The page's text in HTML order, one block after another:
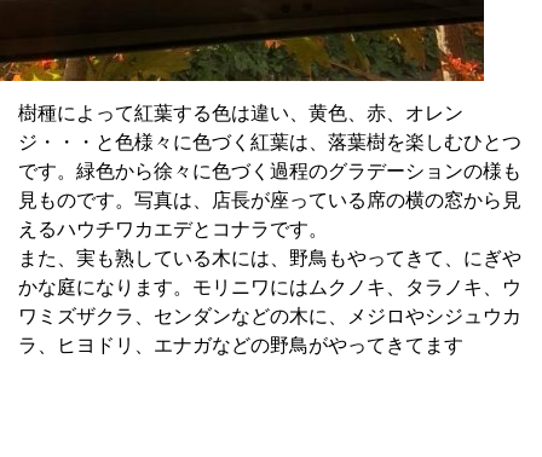
樹種によって紅葉する色は違い、黄色、赤、オレン
ジ・・・と色様々に色づく紅葉は、落葉樹を楽しむひとつ
です。緑色から徐々に色づく過程のグラデーションの様も
見ものです。写真は、店長が座っている席の横の窓から見
えるハウチワカエデとコナラです。
また、実も熟している木には、野鳥もやってきて、にぎや
かな庭になります。モリニワにはムクノキ、タラノキ、ウ
ワミズザクラ、センダンなどの木に、メジロやシジュウカ
ラ、ヒヨドリ、エナガなどの野鳥がやってきてます